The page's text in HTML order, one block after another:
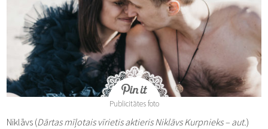
Publicitātes foto
Niklāvs (Dārtas mīļotais vīrietis aktieris Niklāvs Kurpnieks – aut.)